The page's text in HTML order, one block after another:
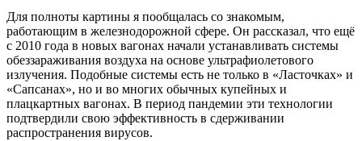
Для полноты картины я пообщалась со знакомым,
работающим в железнодорожной сфере. Он рассказал, что ещё
с 2010 года в новых вагонах начали устанавливать системы
обеззараживания воздуха на основе ультрафиолетового
излучения. Подобные системы есть не только в «Ласточках» и
«Сапсанах», но и во многих обычных купейных и
плацкартных вагонах. В период пандемии эти технологии
подтвердили свою эффективность в сдерживании
распространения вирусов.